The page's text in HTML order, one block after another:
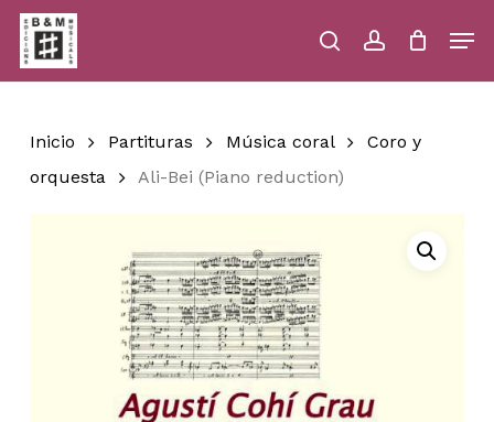
Skip
main
content
searchaccount
Close
Inicio Partituras Música coral
Coro y
orquesta
Ali-Bei (Piano reduction)
Menu